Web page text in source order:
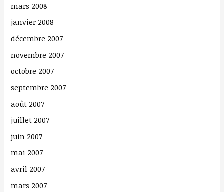
mars 2008
janvier 2008
décembre 2007
novembre 2007
octobre 2007
septembre 2007
août 2007
juillet 2007
juin 2007
mai 2007
avril 2007
mars 2007